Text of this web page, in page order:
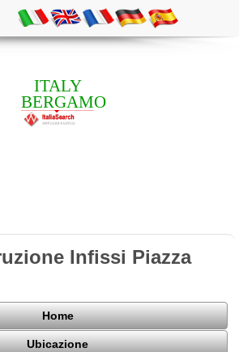
ITALY
BERGAMO
Infissi Piazza
Home
Ubicazione